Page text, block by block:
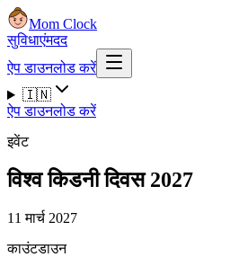
Mom Clock
सुविधाएंमदद
ऐप डाउनलोड करें
🇮🇳
ऐप डाउनलोड करें
इवेंट
विश्व किडनी दिवस 2027
11 मार्च 2027
काउंटडाउन